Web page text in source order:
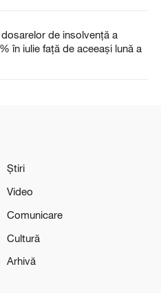
de insolvenţă a
în iulie față de aceeași lună a
Știri
Video
Comunicare
Cultură
Arhivă